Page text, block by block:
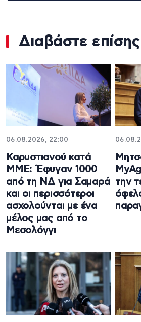
Διαβάστε επίσης
06.08.2026, 22:00
Καρυστιανού κατά
ΜΜΕ: Έφυγαν 1000
από τη ΝΔ για Σαμαρά
και οι περισσότεροι
ασχολούνται με ένα
μέλος μας από το
Μεσολόγγι
την